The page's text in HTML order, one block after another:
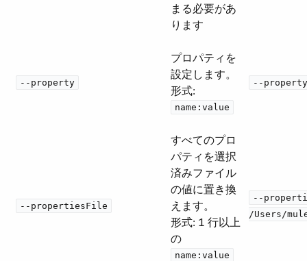
まる必要があ
ります
--property
プロパティを
設定します。
形式:
name:value
--
--propertiesFile
すべてのプロ
パティを選択
済みファイル
の値に置き換
えます。
形式: 1 行以上
の ​
name:value
--
/Users/